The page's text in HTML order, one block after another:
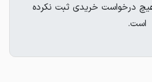
درخواست خریدی ثبت نکرده
است.